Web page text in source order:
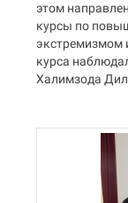
этом
курсы по
экстремизмом
курса
Халимзода